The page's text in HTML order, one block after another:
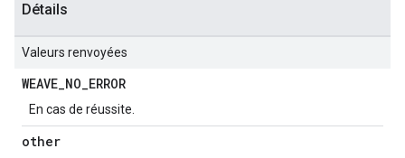
Détails
Valeurs renvoyées
WEAVE_NO_ERROR
En cas de réussite.
other